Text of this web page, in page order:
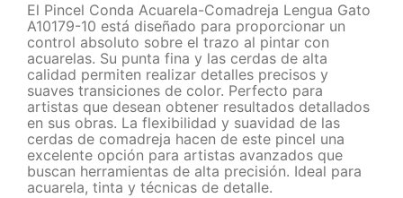
El Pincel Conda Acuarela-Comadreja Lengua Gato
A10179-10 está diseñado para proporcionar un
control absoluto sobre el trazo al pintar con
acuarelas. Su punta fina y las cerdas de alta
calidad permiten realizar detalles precisos y
suaves transiciones de color. Perfecto para
artistas que desean obtener resultados detallados
en sus obras. La flexibilidad y suavidad de las
cerdas de comadreja hacen de este pincel una
excelente opción para artistas avanzados que
buscan herramientas de alta precisión. Ideal para
acuarela, tinta y técnicas de detalle.